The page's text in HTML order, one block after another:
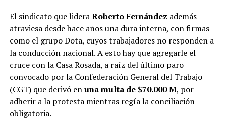
El sindicato que lideraRoberto Fernández además
atraviesa desde hace años una dura interna, con firmas
como el grupo Dota, cuyos trabajadores no responden a
la conducción nacional. A esto hay que agregarle el
cruce con la Casa Rosada, a raíz del último paro
convocado por la Confederación General del Trabajo
(CGT) que derivó enuna multa de $70.000 M, por
adherir a la protesta mientras regía la conciliación
obligatoria.